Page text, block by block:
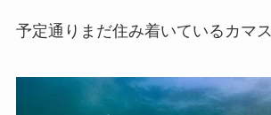
予定通りまだ住み着いているカマス